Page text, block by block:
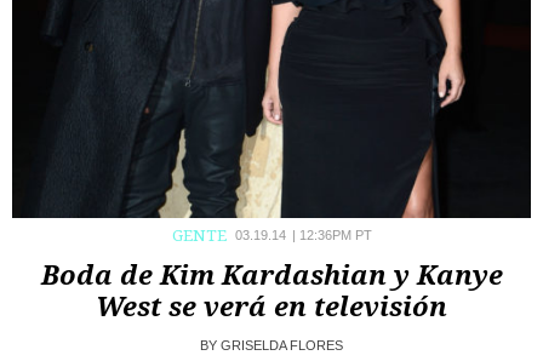
GENTE 03.19.14 12:36PM PT
Boda de Kim Kardashian y Kanye
West se verá en televisión
BY GRISELDA FLORES